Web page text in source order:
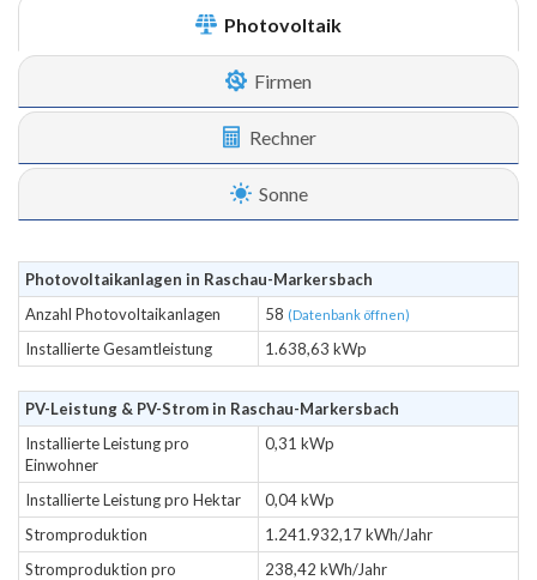
Photovoltaik
Firmen
Rechner
Sonne
Photovoltaikanlagen in Raschau-Markersbach
Anzahl Photovoltaikanlagen
58 (Datenbank öffnen)
Installierte Gesamtleistung 1.638,63 kWp
PV-Leistung & PV-Strom in Raschau-Markersbach
Installierte Leistung pro
Einwohner
0,31 kWp
Installierte Leistung pro Hektar
0,04 kWp
Stromproduktion
1.241.932,17 kWh/Jahr
Stromproduktion pro
238,42 kWh/Jahr